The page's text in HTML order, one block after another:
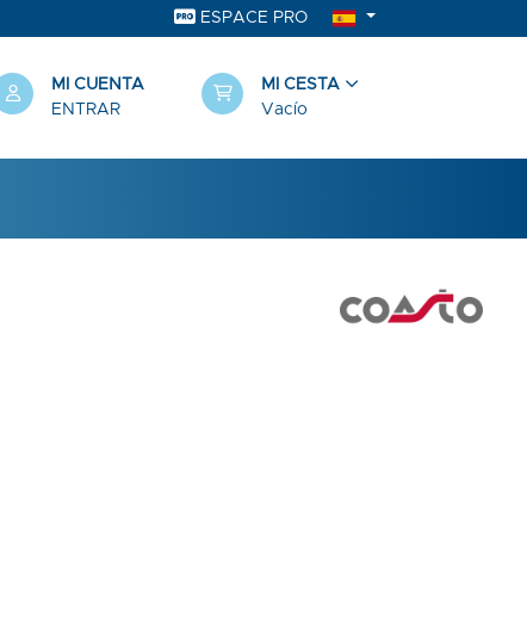
ESPACE PRO
MI CUENTA
ENTRAR
MI CESTA
Vacío